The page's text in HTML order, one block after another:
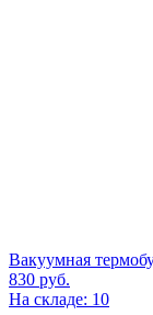
Вакуумная
830 руб.
На складе: 10